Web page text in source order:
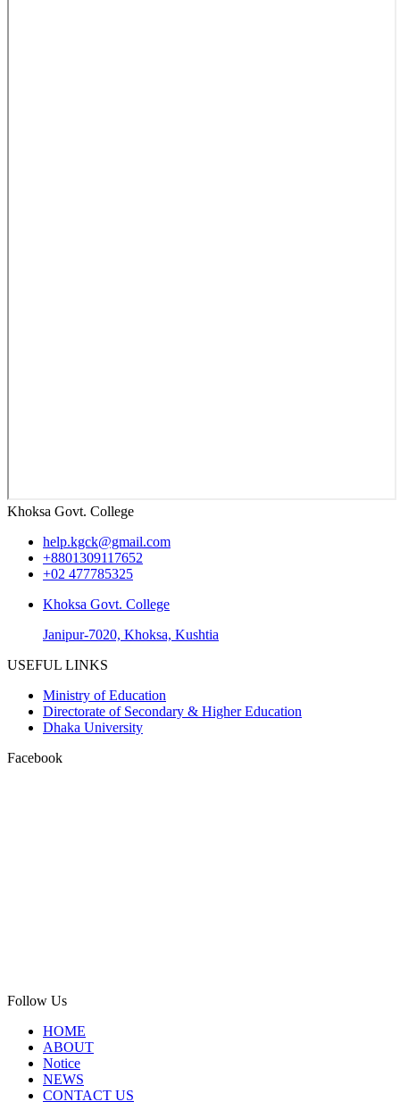
Khoksa Govt. College
help.kgck@gmail.com
+8801309117652
+02 477785325
Khoksa Govt. College
Janipur-7020, Khoksa, Kushtia
USEFUL LINKS
Ministry of Education
Directorate of Secondary & Higher Education
Dhaka University
Facebook
Follow Us
HOME
ABOUT
Notice
NEWS
CONTACT US